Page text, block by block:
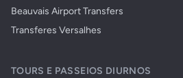
Beauvais Airport Transfers
Transferes Versalhes
TOURS E PASSEIOS DIURNOS